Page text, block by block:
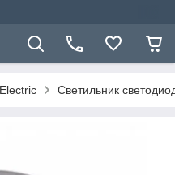
Светильник